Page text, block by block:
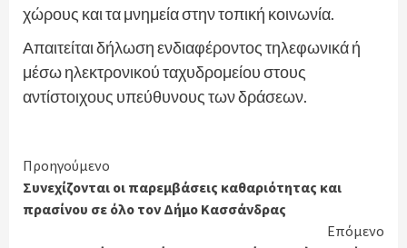
χώρους και τα μνημεία στην τοπική κοινωνία.
Απαιτείται δήλωση ενδιαφέροντος τηλεφωνικά ή
μέσω ηλεκτρονικού ταχυδρομείου στους
αντίστοιχους υπεύθυνους των δράσεων.
Continue
Reading
Προηγούμενο
Συνεχίζονται οι παρεμβάσεις καθαριότητας και
πρασίνου σε όλο τον Δήμο Κασσάνδρας
Επόμενο